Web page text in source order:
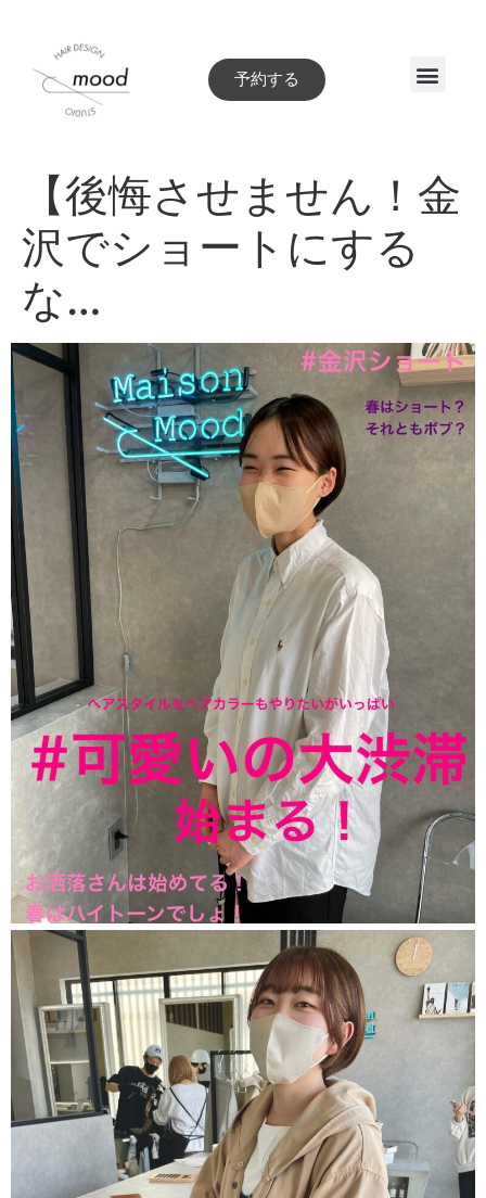
予約する
【後悔させません！金
沢でショートにする
な…